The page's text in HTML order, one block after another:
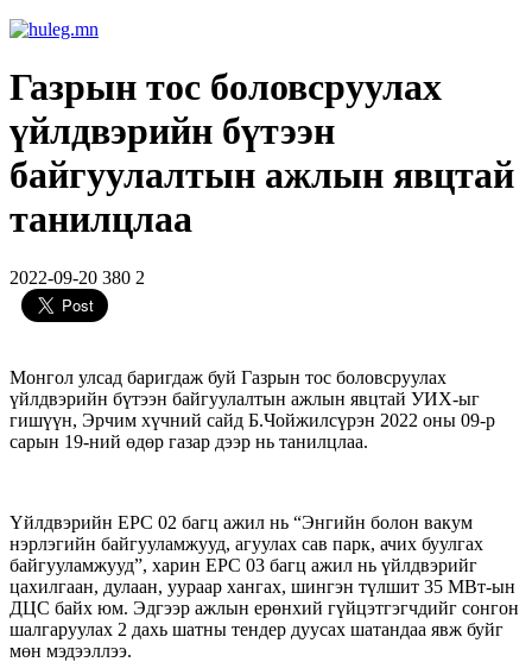
Газрын тос боловсруулах
үйлдвэрийн бүтээн
байгуулалтын ажлын явцтай
танилцлаа
2022-09-20 380 2
Монгол улсад баригдаж буй Газрын тос боловсруулах
үйлдвэрийн бүтээн байгуулалтын ажлын явцтай УИХ-ыг
гишүүн, Эрчим хүчний сайд Б.Чойжилсүрэн 2022 оны 09-р
сарын 19-ний өдөр газар дээр нь танилцлаа.
Үйлдвэрийн EPC 02 багц ажил нь “Энгийн болон вакум
нэрлэгийн байгууламжууд, агуулах сав парк, ачих буулгах
байгууламжууд”, харин EPC 03 багц ажил нь үйлдвэрийг
цахилгаан, дулаан, уураар хангах, шингэн түлшит 35 МВт-ын
ДЦС байх юм. Эдгээр ажлын ерөнхий гүйцэтгэгчдийг сонгон
шалгаруулах 2 дахь шатны тендер дуусах шатандаа явж буйг
мөн мэдээллээ.